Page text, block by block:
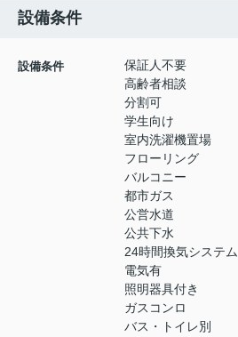
設備条件
設備条件
保証人不要
高齢者相談
分割可
学生向け
室内洗濯機置場
フローリング
バルコニー
都市ガス
公営水道
公共下水
24時間換気システム
電気有
照明器具付き
ガスコンロ
バス・トイレ別